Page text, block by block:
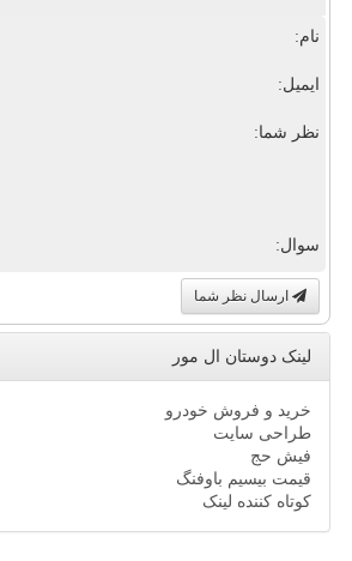
نام:
ایمیل:
نظر شما:
سوال:
ارسال نظر شما
لینک دوستان ال مور
خرید و فروش خودرو
طراحی سایت
فیش حج
قیمت بیسیم باوفنگ
کوتاه کننده لینک